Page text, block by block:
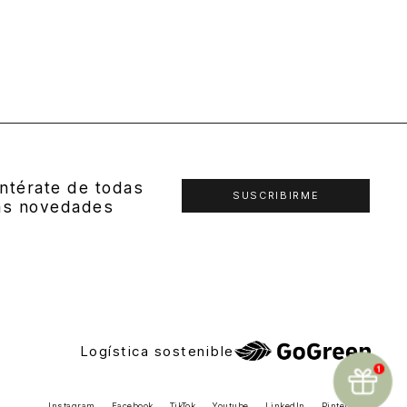
de todas
novedades
SUSCRIBIRME
Logística sostenible